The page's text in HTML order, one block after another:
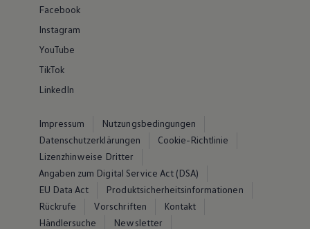
Facebook
Instagram
YouTube
TikTok
LinkedIn
Impressum
Nutzungsbedingungen
Datenschutzerklärungen
Cookie-Richtlinie
Lizenzhinweise Dritter
Angaben zum Digital Service Act (DSA)
EU Data Act
Produktsicherheitsinformationen
Rückrufe
Vorschriften
Kontakt
Händlersuche
Newsletter